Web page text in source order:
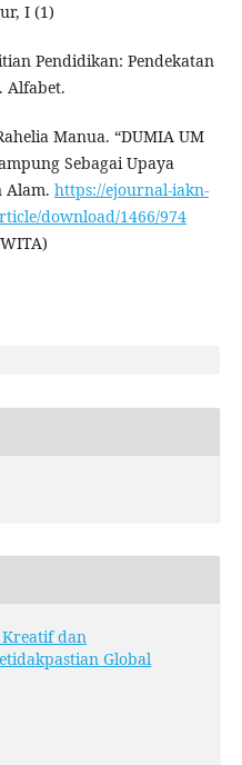
I (1)
Pendidikan: Pendekatan
Alfabet.
Manua. “DUMIA UM
Sebagai Upaya
Alam. https://ejournal-iakn-
download/1466/974
Kreatif dan
Global